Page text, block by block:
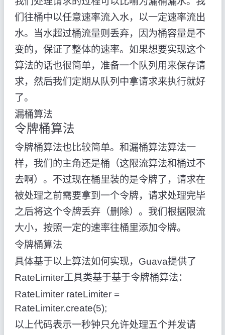
们往桶中以任意速率流入水，以一定速率流出
水。当水超过桶流量则丢弃，因为桶容量是不
变的，保证了整体的速率。如果想要实现这个
算法的话也很简单，准备一个队列用来保存请
求，然后我们定期从队列中拿请求来执行就好
了。
漏桶算法
令牌桶算法
令牌桶算法也比较简单。和漏桶算法算法一
样，我们的主角还是桶（这限流算法和桶过不
去啊）。不过现在桶里装的是令牌了，请求在
被处理之前需要拿到一个令牌，请求处理完毕
之后将这个令牌丢弃（删除）。我们根据限流
大小，按照一定的速率往桶里添加令牌。
令牌桶算法
具体基于以上算法如何实现，Guava提供了
RateLimiter工具类基于基于令牌桶算法：
RateLimiter rateLimiter =
RateLimiter.create(5);
以上代码表示一秒钟只允许处理五个并发请